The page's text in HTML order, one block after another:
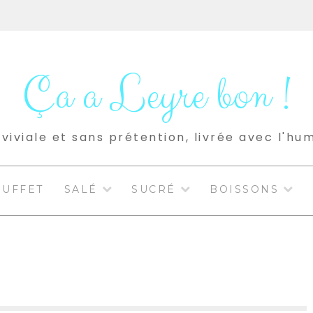
Ça a Leyre bon !
et sans prétention, livrée avec
SALÉ SUCRÉ BOISSONS